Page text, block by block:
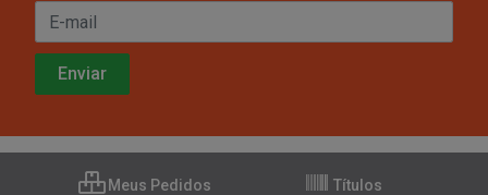
Meus Pedidos Títulos